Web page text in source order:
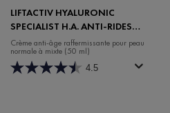
LIFTACTIV HYALURONIC
SPECIALIST H.A. ANTI-RIDES
CRÈME HYDRATANTE DE JOUR
POUR PEAU NORMALE À MIXTE
Crème anti-âge raffermissante pour peau
normale à mixte (50 ml)
4.5